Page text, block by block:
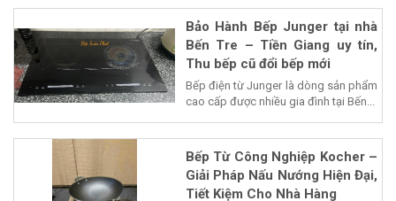
Bảo Hành Bếp Junger tại nhà
Bến Tre – Tiền Giang uy tín,
Thu bếp cũ đổi bếp mới
Bếp điện từ Junger là dòng sản phẩm
cao cấp được nhiều gia đình tại Bến...
Bếp Từ Công Nghiệp Kocher –
Giải Pháp Nấu Nướng Hiện Đại,
Tiết Kiệm Cho Nhà Hàng